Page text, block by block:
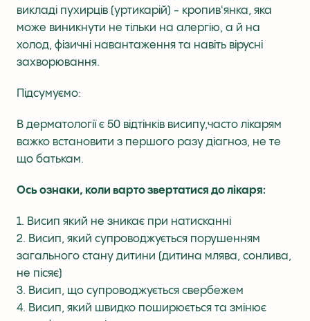
викладі пухирців (уртикарій) - кропив'янка, яка
може виникнути не тільки на алергію, а й на
холод, фізичні навантаження та навіть вірусні
захворювання.
Підсумуємо:
В дерматології є 50 відтінків висипу,часто лікарям
важко встановити з першого разу діагноз, не те
що батькам.
Ось ознаки, коли варто звертатися до лікаря:
Висип який не зникає при натисканні
Висип, який супроводжується порушенням
загального стану дитини (дитина млява, сонлива,
не пісяє)
Висип, що супроводжується свербежем
Висип, який швидко поширюється та змінює